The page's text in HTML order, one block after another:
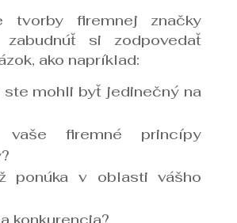
tvorby firemnej značky
zabudnúť si zodpovedať
ako napríklad:
mohli byť jedinečný na
firemné princípy
ponúka v oblasti vášho